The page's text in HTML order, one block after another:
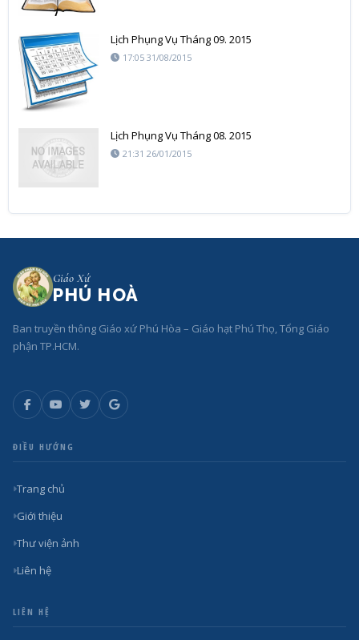
Lịch Phụng Vụ Tháng 09. 2015
17:05 31/08/2015
Lịch Phụng Vụ Tháng 08. 2015
21:31 26/01/2015
Giáo Xứ
PHÚ HOÀ
Ban truyền thông Giáo xứ Phú Hòa – Giáo hạt Phú Thọ, Tổng Giáo
phận TP.HCM.
ĐIỀU HƯỚNG
Trang chủ
Giới thiệu
Thư viện ảnh
Liên hệ
LIÊN HỆ